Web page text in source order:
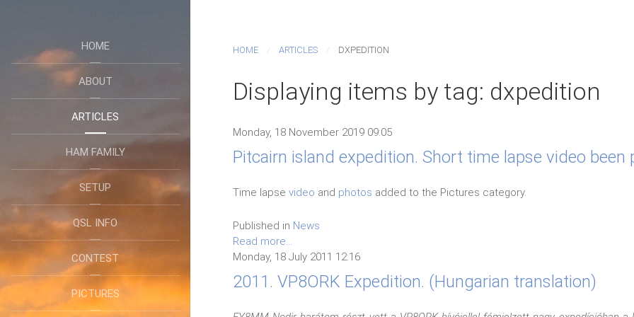
HOME
ABOUT
ARTICLES
HAM FAMILY
SETUP
QSL INFO
CONTEST
PICTURES
HOME ARTICLES DXPEDITION
Displaying items by tag: dxpedition
Monday, 18 November 2019 09:05
Pitcairn island expedition. Short time lapse video been
Time lapse video and photos added to the Pictures category.
Published in News
Read more...
Monday, 18 July 2011 12:16
2011. VP8ORK Expedition. (Hungarian translation)